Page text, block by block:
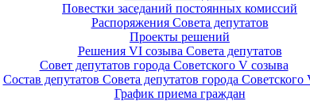
Повестки заседаний постоянных комиссий
Распоряжения Совета депутатов
Проекты решений
Решения VI созыва Совета депутатов
Совет депутатов города Советского V созыва
Состав депутатов Совета депутатов города Советского
График приема граждан